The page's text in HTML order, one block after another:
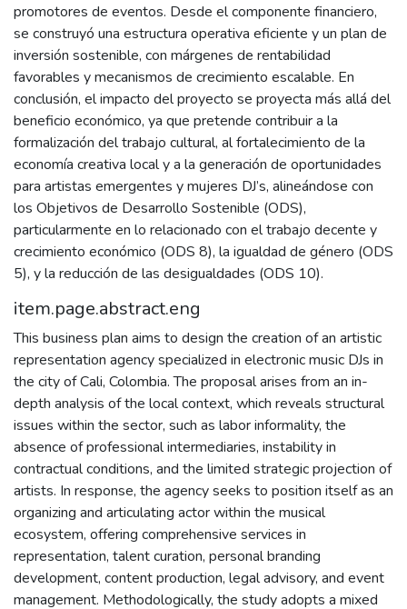
promotores de eventos. Desde el componente financiero,
se construyó una estructura operativa eficiente y un plan de
inversión sostenible, con márgenes de rentabilidad
favorables y mecanismos de crecimiento escalable. En
conclusión, el impacto del proyecto se proyecta más allá del
beneficio económico, ya que pretende contribuir a la
formalización del trabajo cultural, al fortalecimiento de la
economía creativa local y a la generación de oportunidades
para artistas emergentes y mujeres DJ’s, alineándose con
los Objetivos de Desarrollo Sostenible (ODS),
particularmente en lo relacionado con el trabajo decente y
crecimiento económico (ODS 8), la igualdad de género (ODS
5), y la reducción de las desigualdades (ODS 10).
item.page.abstract.eng
This business plan aims to design the creation of an artistic
representation agency specialized in electronic music DJs in
the city of Cali, Colombia. The proposal arises from an in-
depth analysis of the local context, which reveals structural
issues within the sector, such as labor informality, the
absence of professional intermediaries, instability in
contractual conditions, and the limited strategic projection of
artists. In response, the agency seeks to position itself as an
organizing and articulating actor within the musical
ecosystem, offering comprehensive services in
representation, talent curation, personal branding
development, content production, legal advisory, and event
management. Methodologically, the study adopts a mixed